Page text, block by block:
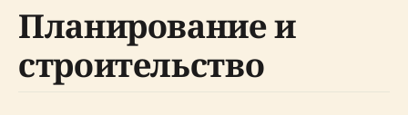
Планирование и
строительство